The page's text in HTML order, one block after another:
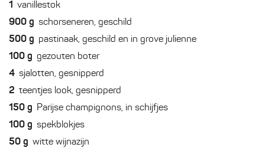
1 vanillestok
900 g schorseneren, geschild
500 g pastinaak, geschild en in grove julienne
100 g gezouten boter
4 sjalotten, gesnipperd
2 teentjes look, gesnipperd
150 g Parijse champignons, in schijfjes
100 g spekblokjes
50 g witte wijnazijn